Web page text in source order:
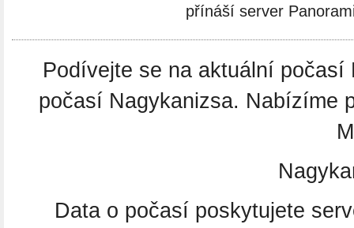
přínáší server
Podívejte se na aktuální
počasí Nagykanizsa. Nabízíme
Data o počasí poskytujete